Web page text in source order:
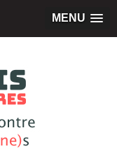
MENU